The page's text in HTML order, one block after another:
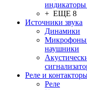
+ ЕЩЕ 8
Источники звука
Динамики
Микрофоны
наушники
Реле и
Реле